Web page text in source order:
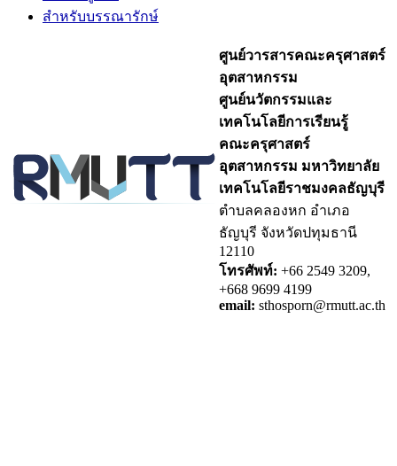
สำหรับบรรณารักษ์
ศูนย์วารสารคณะครุศาสตร์
อุตสาหกรรม
ศูนย์นวัตกรรมและ
เทคโนโลยีการเรียนรู้
คณะครุศาสตร์
อุตสาหกรรม มหาวิทยาลัย
เทคโนโลยีราชมงคลธัญบุรี
ตำบลคลองหก อำเภอ
ธัญบุรี จังหวัดปทุมธานี
12110
โทรศัพท์: +66 2549 3209,
+668 9699 4199
email: sthosporn@rmutt.ac.th